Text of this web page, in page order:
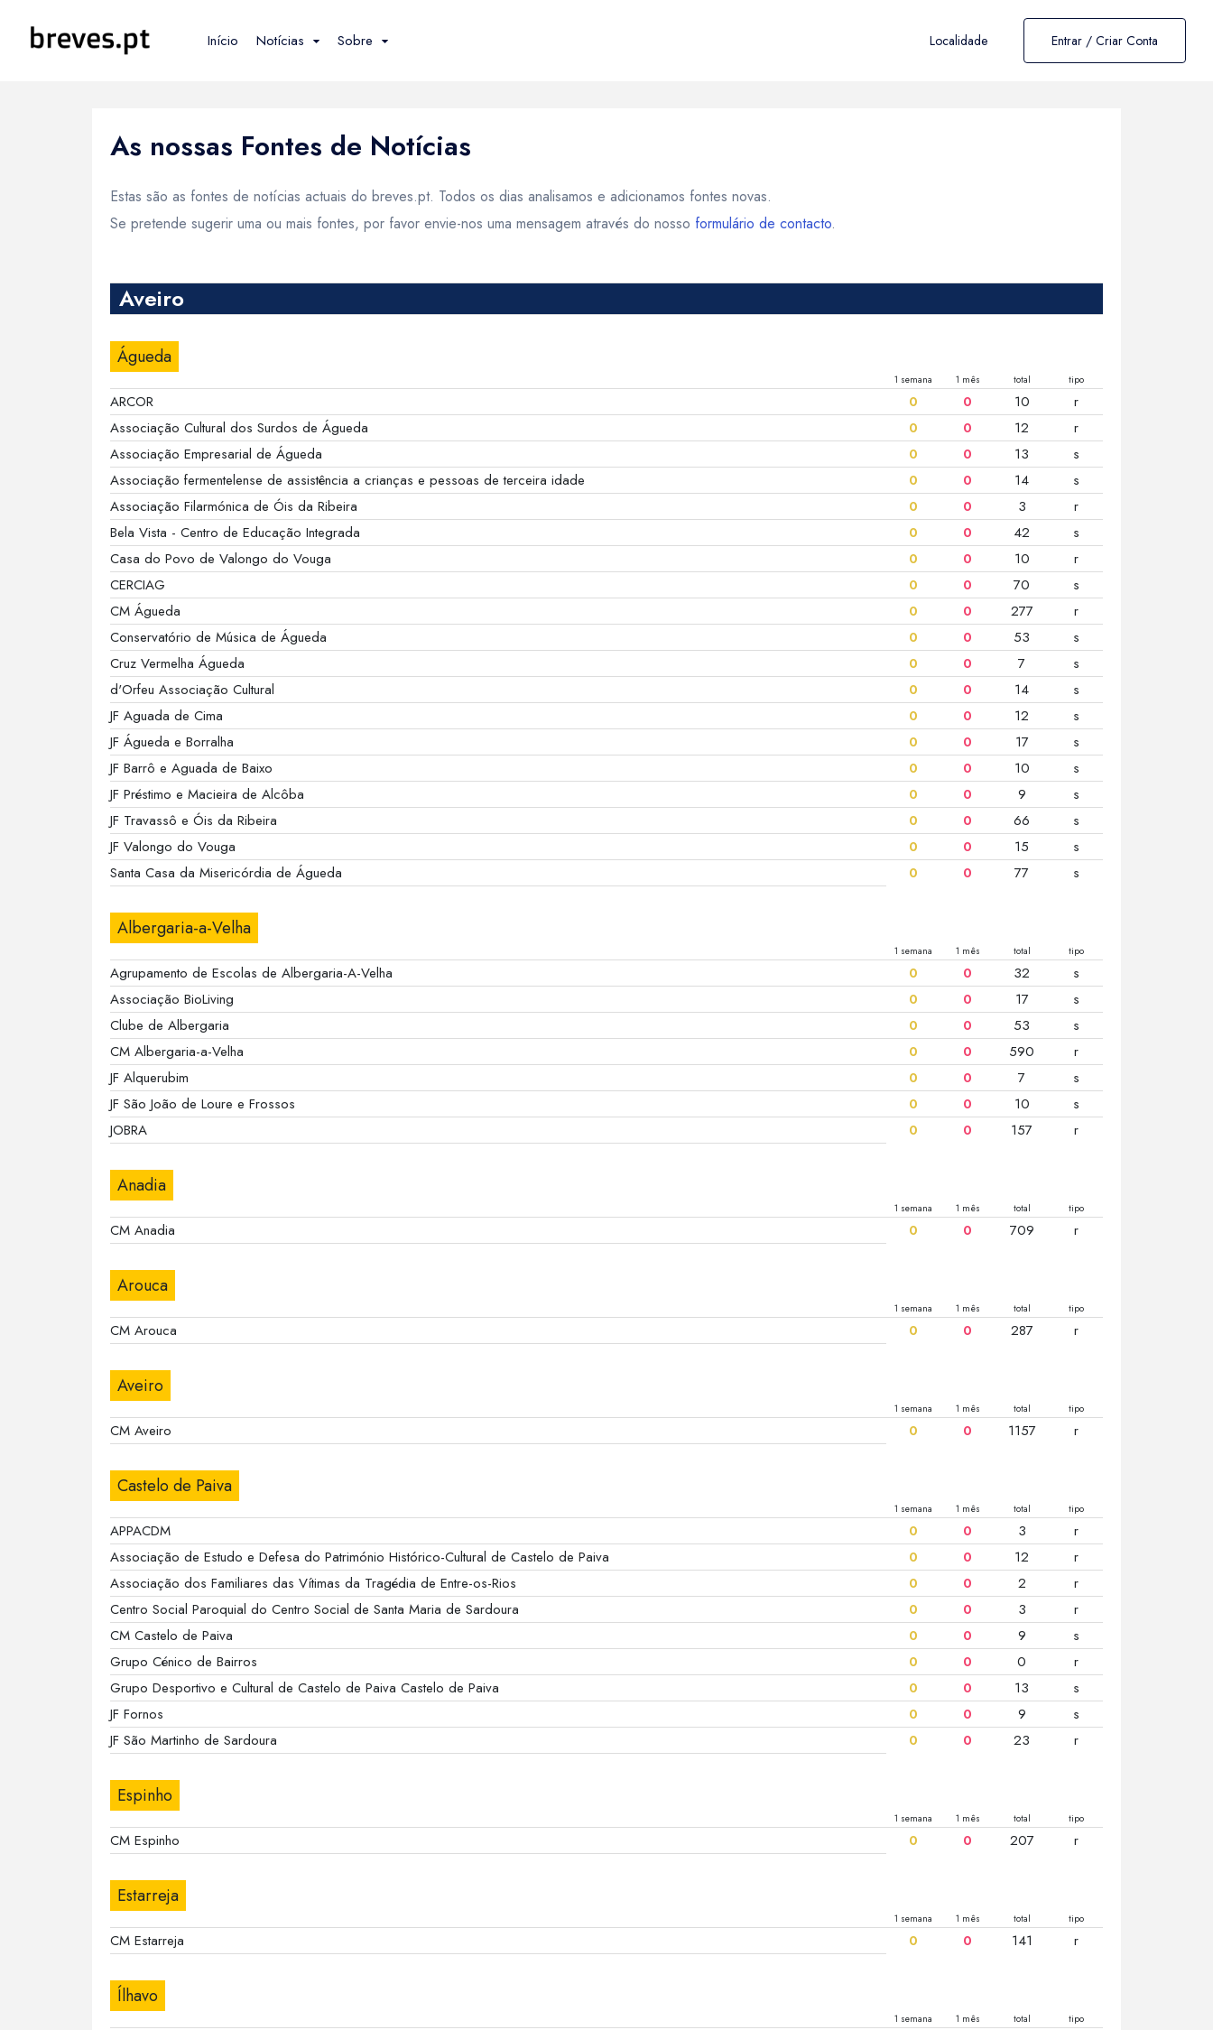
Início Notícias Sobre Localidade Entrar / Criar Conta
As nossas Fontes de Notícias
Estas são as fontes de notícias actuais do breves.pt. Todos os dias analisamos e adicionamos fontes novas.
Se pretende sugerir uma ou mais fontes, por favor envie-nos uma mensagem através do nosso formulário de contacto.
Aveiro
Águeda
1 semana 1 mês total tipo
ARCOR 0 0 10
r
Associação Cultural dos Surdos de Águeda
0 0 12
r
Associação Empresarial de Águeda
0 0 13
s
Associação fermentelense de assistência a crianças e pessoas de terceira idade
0 0 14
s
Associação Filarmónica de Óis da Ribeira
0 0 3
r
Bela Vista - Centro de Educação Integrada
0 0 42
s
Casa do Povo de Valongo do Vouga
0 0 10
r
CERCIAG
0 0 70
s
CM Águeda
0 0 277
r
Conservatório de Música de Águeda
0 0 53
s
Cruz Vermelha Águeda
0 0 7
s
d'Orfeu Associação Cultural
0 0 14
s
JF Aguada de Cima
0 0 12
s
JF Águeda e Borralha
0 0 17
s
JF Barrô e Aguada de Baixo
0 0 10
s
JF Préstimo e Macieira de Alcôba
0 0 9
s
JF Travassô e Óis da Ribeira
0 0 66
s
JF Valongo do Vouga
0 0 15
s
Santa Casa da Misericórdia de Águeda
0 0 77 s
Albergaria-a-Velha
1 semana 1 mês total tipo
Agrupamento de Escolas de Albergaria-A-Velha 0 0 32
s
Associação BioLiving
0 0 17
s
Clube de Albergaria
0 0 53
s
CM Albergaria-a-Velha
0 0 590
r
JF Alquerubim
0 0 7
s
JF São João de Loure e Frossos
0 0 10
s
JOBRA
0 0 157 r
Anadia
1 semana 1 mês total tipo
CM Anadia 0 0 709 r
Arouca
1 semana 1 mês total tipo
CM Arouca 0 0 287 r
Aveiro
1 semana 1 mês total tipo
CM Aveiro 0 0 1157 r
Castelo de Paiva
1 semana 1 mês total tipo
APPACDM 0 0 3
r
Associação de Estudo e Defesa do Património Histórico-Cultural de Castelo de Paiva
0 0 12
r
Associação dos Familiares das Vítimas da Tragédia de Entre-os-Rios
0 0 2
r
Centro Social Paroquial do Centro Social de Santa Maria de Sardoura
0 0 3
r
CM Castelo de Paiva
0 0 9
s
Grupo Cénico de Bairros
0 0 0
r
Grupo Desportivo e Cultural de Castelo de Paiva Castelo de Paiva
0 0 13
s
JF Fornos
0 0 9
s
JF São Martinho de Sardoura
0 0 23 r
Espinho
1 semana 1 mês total tipo
CM Espinho 0 0 207 r
Estarreja
1 semana 1 mês total tipo
CM Estarreja 0 0 141 r
Ílhavo
1 semana 1 mês total tipo
1 - Escolha um Distrito / Ilha